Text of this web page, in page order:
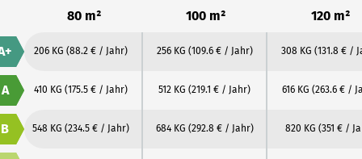
80 m² 100 m² 120 m²
206 KG (88.2 € / Jahr) 256 KG (109.6 € / Jahr) 308 KG (131.8 € /
A 410 KG (175.5 € / Jahr) 512 KG (219.1 € / Jahr) 616 KG (263.6 € /
B 548 KG (234.5 € / Jahr) 684 KG (292.8 € / Jahr) 820 KG (351 € /